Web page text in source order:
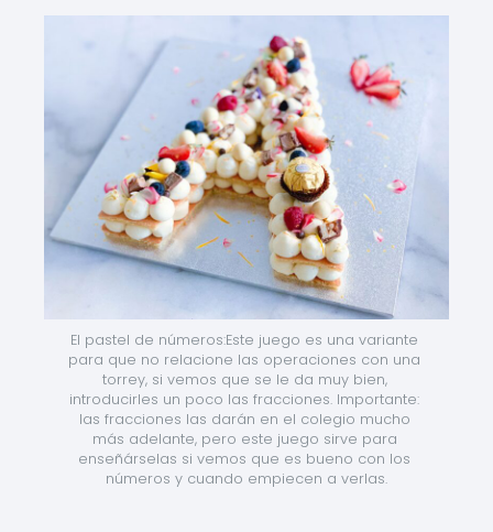
El pastel de números:Este juego es una variante
para que no relacione las operaciones con una
torrey, si vemos que se le da muy bien,
introducirles un poco las fracciones. Importante:
las fracciones las darán en el colegio mucho
más adelante, pero este juego sirve para
enseñárselas si vemos que es bueno con los
números y cuando empiecen a verlas.